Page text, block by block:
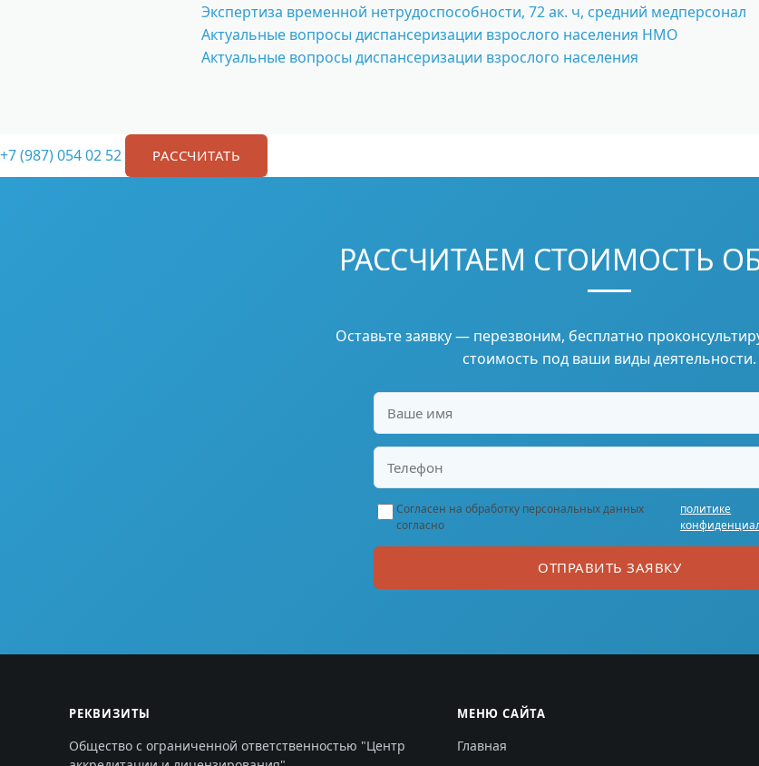
Экспертиза временной нетрудоспособности, 72 ак. ч, средний медперсонал
Актуальные вопросы диспансеризации взрослого населения НМО
Актуальные вопросы диспансеризации взрослого населения
+7 (987) 054 02 52 РАССЧИТАТЬ
РАССЧИТАЕМ СТОИМОСТЬ
Оставьте заявку — перезвоним, бесплатно
стоимость под ваши виды деятельности.
Согласен на обработку персональных данных
согласно
политике
ОТПРАВИТЬ ЗАЯВКУ
РЕКВИЗИТЫ
Общество с ограниченной ответственностью "Центр
МЕНЮ САЙТА
Главная